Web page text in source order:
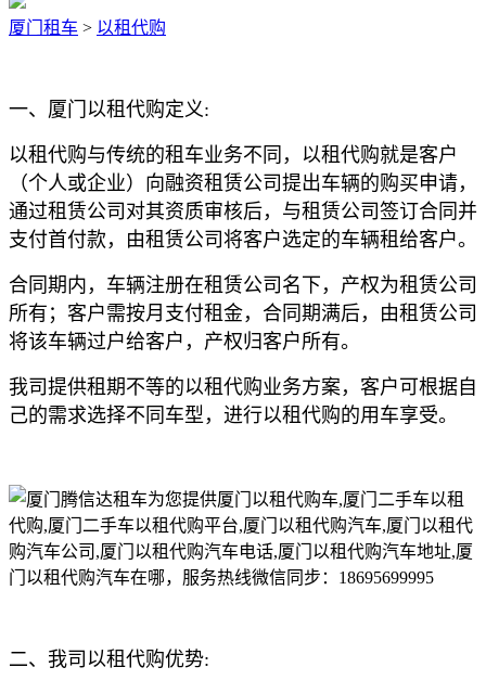
厦门租车 > 以租代购
一、厦门以租代购定义:
以租代购与传统的租车业务不同，以租代购就是客户
（个人或企业）向融资租赁公司提出车辆的购买申请，
通过租赁公司对其资质审核后，与租赁公司签订合同并
支付首付款，由租赁公司将客户选定的车辆租给客户。
合同期内，车辆注册在租赁公司名下，产权为租赁公司
所有；客户需按月支付租金，合同期满后，由租赁公司
将该车辆过户给客户，产权归客户所有。
我司提供租期不等的以租代购业务方案，客户可根据自
己的需求选择不同车型，进行以租代购的用车享受。
二、我司以租代购优势: